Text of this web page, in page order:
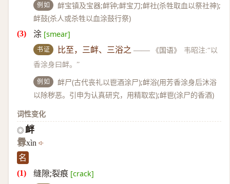
例如
衅宝镇及宝器;衅钟;衅宝刀;衅社(杀牲取血以祭社神);
衅鼓(杀人或杀牲以血涂鼓行祭)
涂 [smear]
书证 比至，三衅、三浴之 —— 《国语》
韦昭注:“以
香涂身曰衅。”
例如
衅尸(古代丧礼以鬯酒涂尸);衅浴(用芳香涂身后沐浴
以除秽恶。引申为认真研究，用精取宏);衅鬯(涂尸的香酒)
词性变化
◎ 衅
釁xìn
名
缝隙;裂痕 [crack]